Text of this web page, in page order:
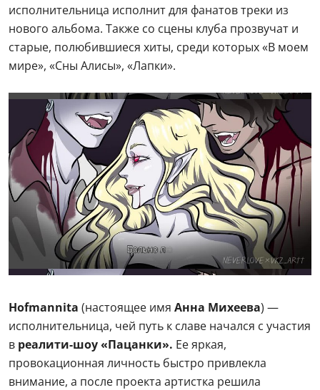
исполнительница исполнит для фанатов треки из
нового альбома. Также со сцены клуба прозвучат и
старые, полюбившиеся хиты, среди которых «В моем
мире», «Сны Алисы», «Лапки».
Hofmannita (настоящее имя Анна Михеева) —
исполнительница, чей путь к славе начался с участия
в реалити-шоу «Пацанки». Ее яркая,
провокационная личность быстро привлекла
внимание, а после проекта артистка решила